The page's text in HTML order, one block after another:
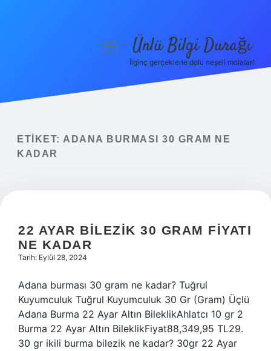
Yasal Uyarı
menüyüÜnlü Bilgi Durağı
İlginç gerçeklerle dolu neşeli molalar!
ETIKET: ADANA BURMASI 30 GRAM NE
KADAR
22 AYAR BILEZIK 30 GRAM FIYATI
NE KADAR
Tarih: Eylül 28, 2024
Adana burması 30 gram ne kadar? Tuğrul
Kuyumculuk Tuğrul Kuyumculuk 30 Gr (Gram) Üçlü
Adana Burma 22 Ayar Altın BileklikAhlatcı 10 gr 2
Burma 22 Ayar Altın BileklikFiyat88,349,95 TL29.
30 gr ikili burma bilezik ne kadar? 30gr 22 Ayar